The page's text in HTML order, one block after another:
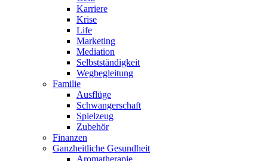
Karriere
Krise
Life
Marketing
Mediation
Selbstständigkeit
Wegbegleitung
Familie
Ausflüge
Schwangerschaft
Spielzeug
Zubehör
Finanzen
Ganzheitliche Gesundheit
Aromatherapie